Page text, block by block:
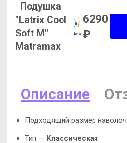
Подушка
"Latrix Cool
Soft M"
Matramax
6290
₽
Описание
Подходящий размер
Тип — Классическая